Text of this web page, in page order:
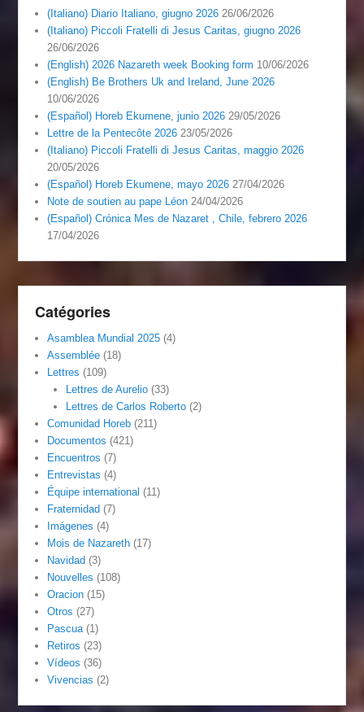
(Italiano) Diario Italiano, giugno 2026 26/06/2026
(Italiano) Piccoli Fratelli di Jesus Caritas, giugno 2026
26/06/2026
(English) 2026 Nazareth week Booking form 10/06/2026
(English) Be Brothers Uk and Ireland, June 2026
10/06/2026
(Español) Horeb Ekumene, junio 2026 29/05/2026
Lettre de la Pentecôte 2026 23/05/2026
(Italiano) Piccoli Fratelli di Jesus Caritas, maggio 2026
20/05/2026
(Español) Horeb Ekumene, mayo 2026 27/04/2026
Note de soutien au pape Léon 24/04/2026
(Español) Crónica Mes de Nazaret , Chile, febrero 2026
17/04/2026
Catégories
Asamblea Mundial 2025 (4)
Assemblée (18)
Lettres (109)
Lettres de Aurelio(33)
Lettres de Carlos Roberto(2)
Comunidad Horeb (211)
Documentos (421)
Encuentros (7)
Entrevistas (4)
Équipe international (11)
Fraternidad (7)
Imágenes (4)
Mois de Nazareth (17)
Navidad (3)
Nouvelles (108)
Oracion (15)
Otros (27)
Pascua(1)
Retiros (23)
Vídeos (36)
Vivencias (2)